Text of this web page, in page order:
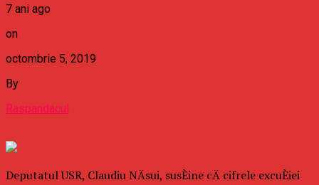
7 ani ago
on
octombrie 5, 2019
By
Raspandacul
Deputatul USR, Claudiu NÄsui, susÈine cÄ cifrele excuÈiei